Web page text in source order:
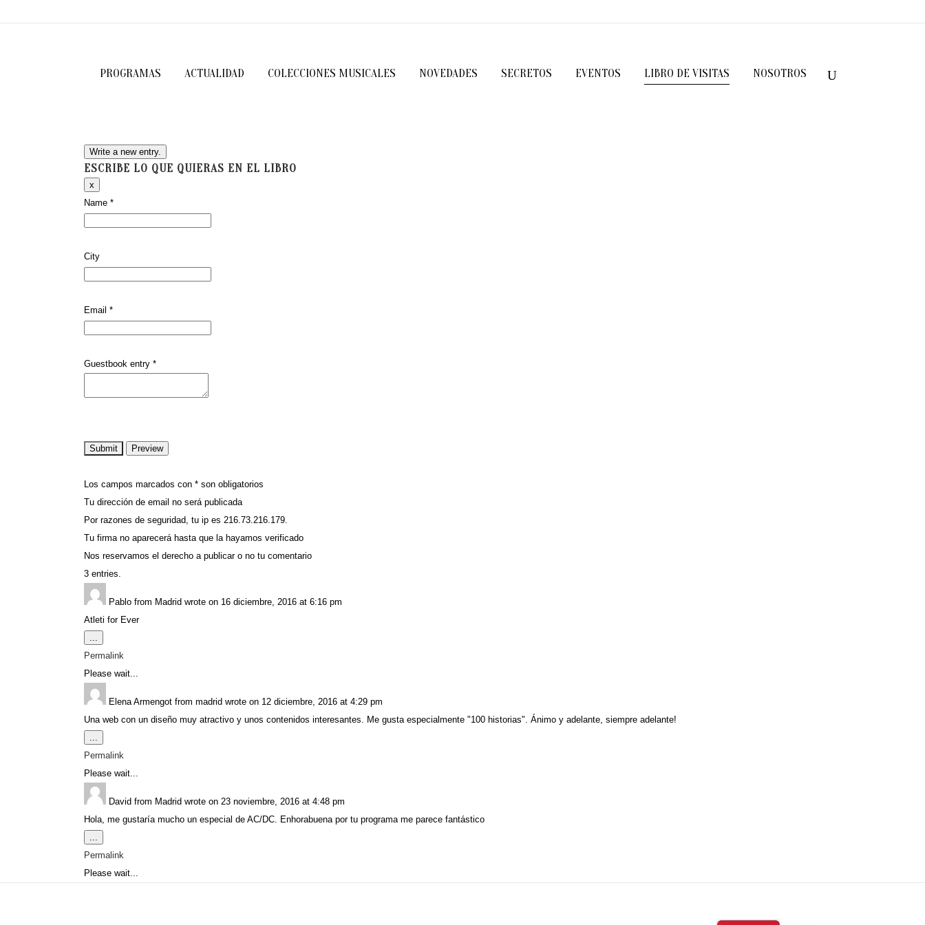
PROGRAMAS ACTUALIDAD COLECCIONES MUSICALES NOVEDADES SECRETOS EVENTOS LIBRO DE VISITAS NOSOTROS
ESCRIBE LO QUE QUIERAS EN EL LIBRO
x
this
form.
Name *
City
Email *
Guestbook entry *
Los campos marcados con * son obligatorios
Tu dirección de email no será publicada
Por razones de seguridad, tu ip es 216.73.216.179.
Tu firma no aparecerá hasta que la hayamos verificado
Nos reservamos el derecho a publicar o no tu comentario
3 entries.
Pablo from Madrid wrote on 16 diciembre, 2016 at 6:16 pm
Atleti for Ever
...
this
metabox.
Permalink
Please wait...
Elena Armengot from madrid wrote on 12 diciembre, 2016 at 4:29 pm
Una web con un diseño muy atractivo y unos contenidos interesantes. Me gusta especialmente "100 historias". Ánimo y adelante, siempre adelante!
...
this
metabox.
Permalink
Please wait...
David from Madrid wrote on 23 noviembre, 2016 at 4:48 pm
Hola, me gustaría mucho un especial de AC/DC. Enhorabuena por tu programa me parece fantástico
...
this
metabox.
Permalink
Please wait...